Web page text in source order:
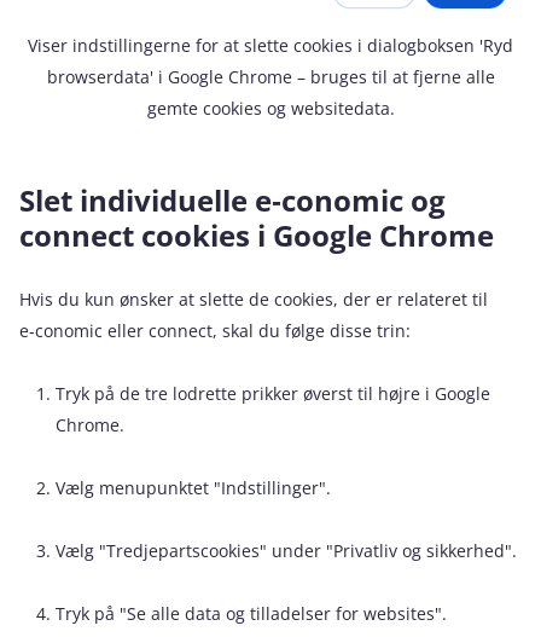
Viser indstillingerne for at slette cookies i dialogboksen 'Ryd
browserdata' i Google Chrome – bruges til at fjerne alle
gemte cookies og websitedata.
Slet individuelle e‑conomic og
connect cookies i Google Chrome
Hvis du kun ønsker at slette de cookies, der er relateret til
e‑conomic eller connect, skal du følge disse trin:
Tryk på de tre lodrette prikker øverst til højre i Google
Chrome.
Vælg menupunktet "Indstillinger".
Vælg "Tredjepartscookies" under "Privatliv og sikkerhed".
Tryk på "Se alle data og tilladelser for websites".